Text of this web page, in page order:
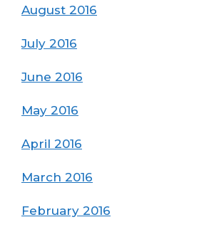
August 2016
July 2016
June 2016
May 2016
April 2016
March 2016
February 2016